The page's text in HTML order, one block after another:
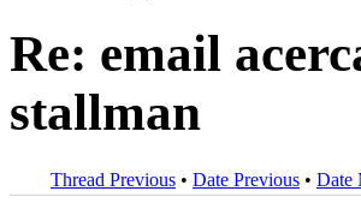
Re: email
stallman
Thread Previous • Date Previous • Date